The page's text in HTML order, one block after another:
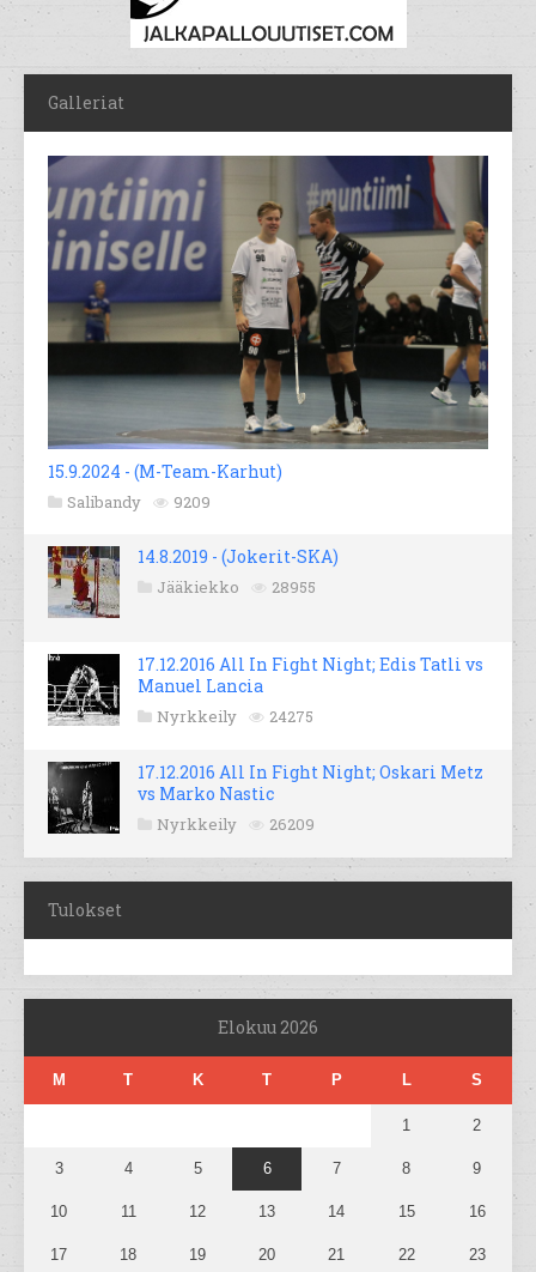
Galleriat
15.9.2024 - (M-Team-Karhut)
Salibandy 9209
14.8.2019 - (Jokerit-SKA)
Jääkiekko 28955
17.12.2016 All In Fight Night; Edis Tatli vs
Manuel Lancia
Nyrkkeily 24275
17.12.2016 All In Fight Night; Oskari Metz
vs Marko Nastic
Nyrkkeily 26209
Tulokset
Elokuu 2026
M T K T P L S
1 2
3 4 5 6 7 8 9
10 11 12 13 14 15 16
17 18 19 20 21 22 23